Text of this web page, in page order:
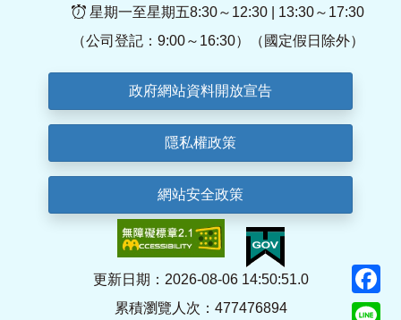
星期一至星期五8:30～12:30 | 13:30～17:30
（公司登記：9:00～16:30）（國定假日除外）
政府網站資料開放宣告
隱私權政策
網站安全政策
更新日期：2026-08-06 14:50:51.0
累積瀏覽人次：477476894